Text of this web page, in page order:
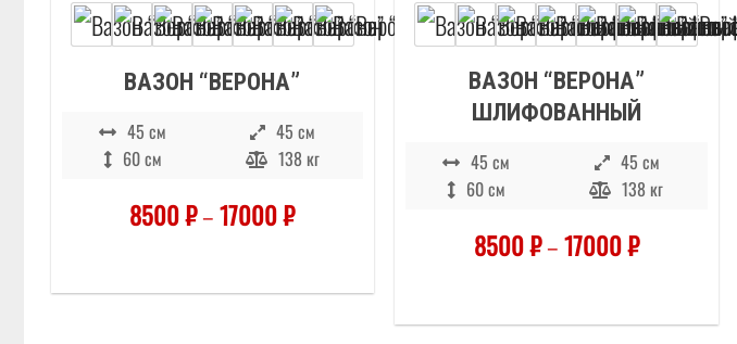
ВАЗОН “ВЕРОНА”
45 см
45 см
60 см
138 кг
8500₽–17000₽
ВАЗОН “ВЕРОНА”
ШЛИФОВАННЫЙ
45 см
45 см
60 см
138 кг
8500₽–17000₽